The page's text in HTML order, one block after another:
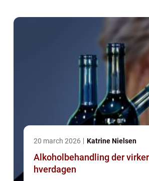
20 march 2026 Katrine Nielsen
Alkoholbehandling der
hverdagen